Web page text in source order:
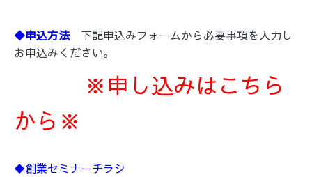
◆申込方法下記申込みフォームから必要事項を入力し
お申込みください。
※申し込みはこちら
から※
◆創業セミナーチラシ